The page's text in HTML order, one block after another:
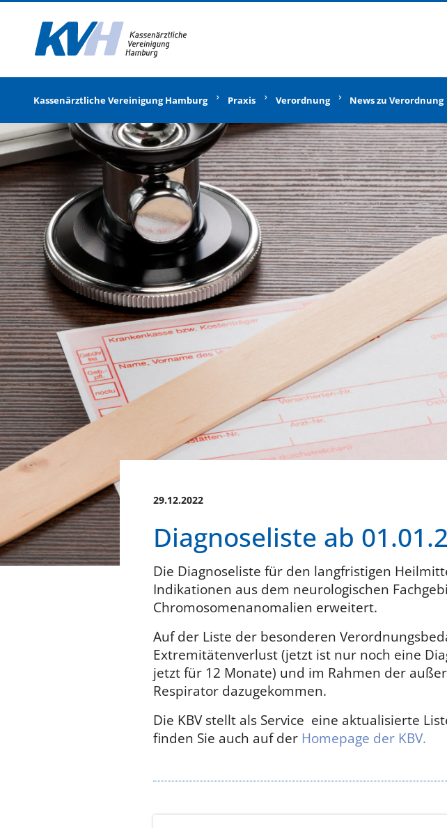
Kassenärztliche Vereinigung Hamburg Praxis Verordnung News zu Verordnung
29.12.2022
Diagnoseliste ab
Die Diagnoseliste für den langfristigen
Indikationen aus dem neurologischen
Chromosomenanomalien erweitert.
Auf der Liste der besonderen
Extremitätenverlust (jetzt ist nur noch eine
jetzt für 12 Monate) und im Rahmen der
Respirator dazugekommen.
Die KBV stellt als Service eine aktualisierte
finden Sie auch auf der Homepage der KBV.